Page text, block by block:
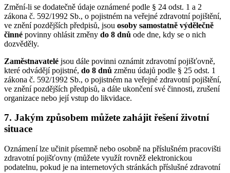
Změní-li se dodatečně údaje oznámené podle § 24 odst. 1 a 2
zákona č. 592/1992 Sb., o pojistném na veřejné zdravotní pojištění,
ve znění pozdějších předpisů, jsou osoby samostatně výdělečně
činné povinny ohlásit změny do 8 dnů ode dne, kdy se o nich
dozvěděly.
Zaměstnavatelé jsou dále povinni oznámit zdravotní pojišťovně,
které odvádějí pojistné, do 8 dnů změnu údajů podle § 25 odst. 1
zákona č. 592/1992 Sb., o pojistném na veřejné zdravotní pojištění,
ve znění pozdějších předpisů, a dále ukončení své činnosti, zrušení
organizace nebo její vstup do likvidace.
7. Jakým způsobem můžete zahájit řešení životní
situace
Oznámení lze učinit písemně nebo osobně na příslušném pracovišti
zdravotní pojišťovny (můžete využít rovněž elektronickou
podatelnu, pokud je na internetových stránkách příslušné zdravotní